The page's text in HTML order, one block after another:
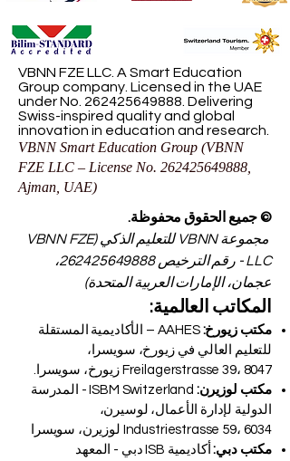
VBNN FZE LLC. A Smart Education
Group company. Licensed in the UAE
under No. 262425649888 . Delivering
Swiss-inspired quality and global
innovation in education and research.
VBNN Smart Education Group (VBNN
FZE LLC – License No. 262425649888
Ajman, UAE)
© جميع الحقوق محفوظة.
مجموعة VBNN للتعليم الذكي (VBNN FZE
LLC - رقم الترخيص
262425649888،
عجمان، الإمارات العربية المتحدة)
المكاتب العالمية:
مكتب زيورخ:
AAHES – الأكاديمية المستقلة
للتعليم العالي في زيورخ، سويسرا،
Freilagerstrasse 39، 8047 زيورخ، سويسرا.
مكتب لوزيرن:
ISBM Switzerland - المدرسة
الدولية لإدارة الأعمال، لوسيرن،
Industriestrasse 59، 6034 لوزيرن، سويسرا
مكتب دبي:
أكاديمية ISB دبي - المعهد